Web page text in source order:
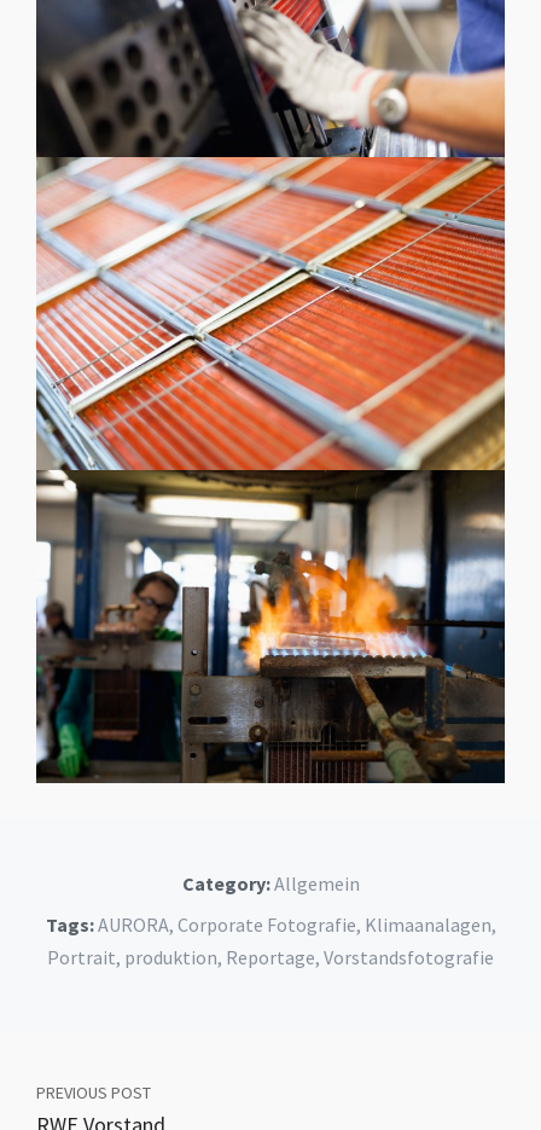
Category:Allgemein
Tags:AURORA, Corporate Fotografie, Klimaanalagen,
Portrait, produktion, Reportage, Vorstandsfotografie
PREVIOUS POST
RWE Vorstand